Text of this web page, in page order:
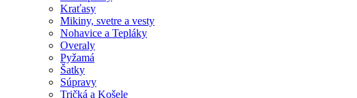
Kraťasy
Mikiny, svetre a vesty
Nohavice a Tepláky
Overaly
Pyžamá
Šatky
Súpravy
Tričká a Košele